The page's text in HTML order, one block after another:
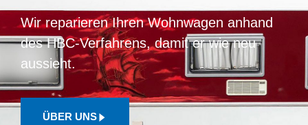
Wir reparieren Ihren Wohnwagen anhand
des HBC-Verfahrens, damit er wie neu
aussieht.
ÜBER UNS